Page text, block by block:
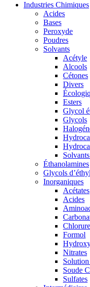
Industries Chimiques
Acides
Bases
Peroxyde
Poudres
Solvants
Acétyle
Alcools
Cétones
Divers
Esters
Glycol
Glycols
Éthanolamines
Glycols
Inorganiques
Acétates
Acides
Formol
Nitrates
Soude
Sulfates